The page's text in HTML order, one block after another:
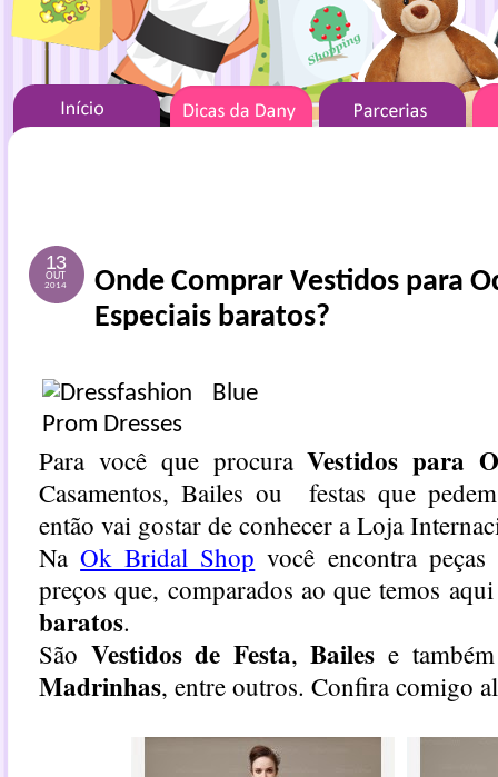
13
OUT
2014
Onde Comprar Vestidos para
Especiais baratos?
Para você que procuraVestidos para
Casamentos, Bailes ou festas que
então vai gostar de conhecer a Loja
NaOk Bridal Shop você encontra
preços que, comparados ao que temos
baratos.
São Vestidos de Festa, Bailes e
Madrinhas, entre outros. Confira comigo